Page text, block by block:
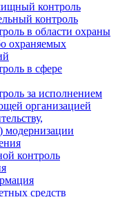
контроль
контроль
в области охраны
охраняемых
в сфере
за исполнением
организацией
модернизации
контроль
средств